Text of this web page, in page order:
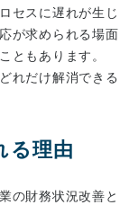
セスに遅れが生じ
が求められる場面
ともあります。
れだけ解消できる
る理由
の財務状況改善と